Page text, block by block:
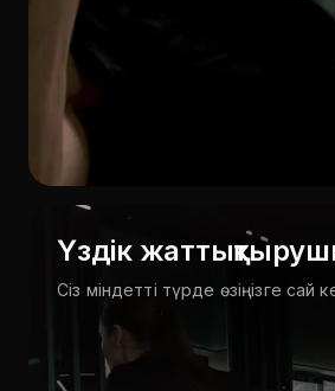
Үздік
Сіз міндетті түрде өзіңізге сай